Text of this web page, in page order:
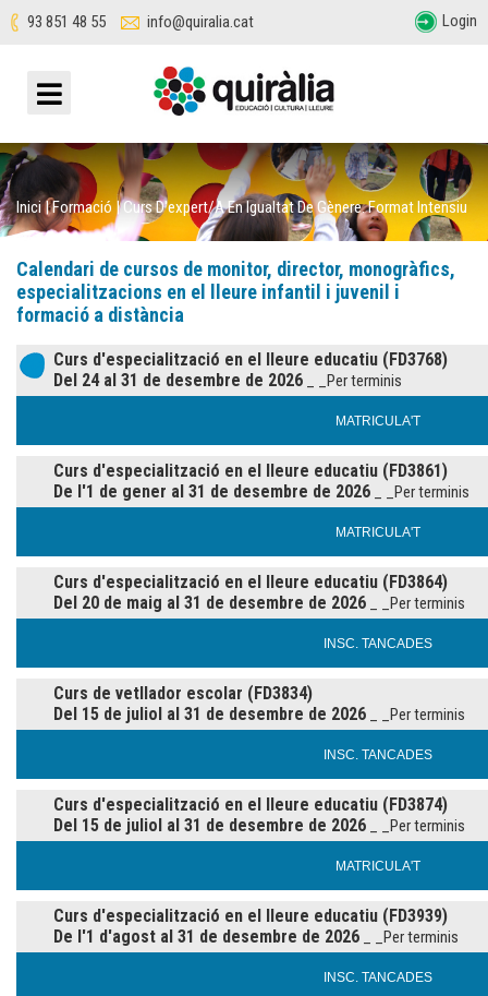
93 851 48 55 info@quiralia.cat Login
Inici|Formació |Curs D'expert/a En Igualtat De Gènere. Format Intensiu
Calendari de cursos de monitor, director, monogràfics,
especialitzacions en el lleure infantil i juvenil i
formació a distància
Curs d'especialització en el lleure educatiu (FD3768)
Del 24 al 31 de desembre de 2026 _ _Per terminis
MATRICULA'T
Curs d'especialització en el lleure educatiu (FD3861)
De l'1 de gener al 31 de desembre de 2026 _ _Per terminis
MATRICULA'T
Curs d'especialització en el lleure educatiu (FD3864)
Del 20 de maig al 31 de desembre de 2026 _ _Per terminis
INSC. TANCADES
Curs de vetllador escolar (FD3834)
Del 15 de juliol al 31 de desembre de 2026 _ _Per terminis
INSC. TANCADES
Curs d'especialització en el lleure educatiu (FD3874)
Del 15 de juliol al 31 de desembre de 2026 _ _Per terminis
MATRICULA'T
Curs d'especialització en el lleure educatiu (FD3939)
De l'1 d'agost al 31 de desembre de 2026 _ _Per terminis
INSC. TANCADES